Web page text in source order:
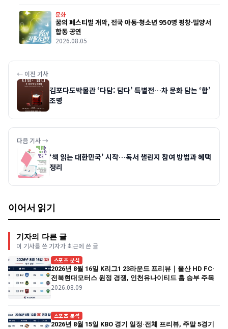
문화
꿈의 페스티벌 개막, 전국 아동·청소년 950명 평창·밀양서
합동 공연
2026.08.05
← 이전 기사
김포다도박물관 ‘다담: 담다’ 특별전…차 문화 담는 ‘합’
조명
다음 기사 →
‘책 읽는 대한민국’ 시작…독서 챌린지 참여 방법과 혜택
정리
이어서 읽기
기자의 다른 글
이 기사를 쓴 기자가 최근에 쓴 글
스포츠 분석
2026년 8월 16일 K리그1 23라운드 프리뷰｜울산 HD FC·
전북현대모터스 원정 경쟁, 인천유나이티드 홈 승부 주목
2026.08.09
스포츠 분석
2026년 8월 15일 KBO 경기 일정·전체 프리뷰, 주말 5경기